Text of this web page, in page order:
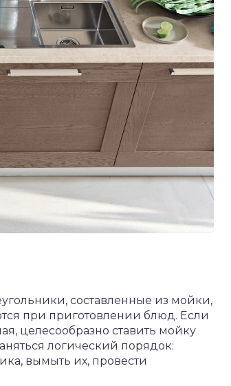
составленные из мойки,
при приготовлении блюд. Если
целесообразно ставить мойку
логический порядок:
вымыть их, провести